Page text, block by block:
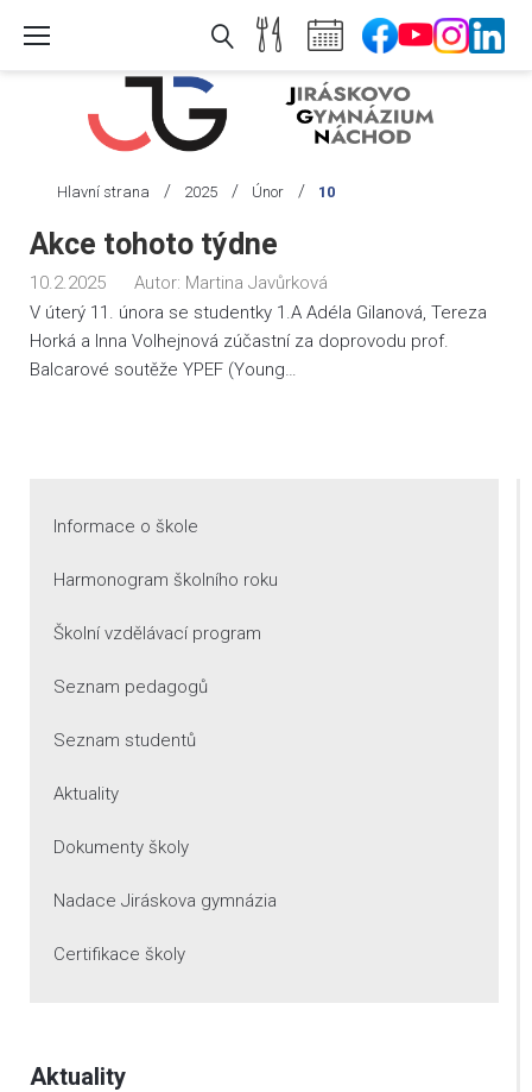
Hlavní strana / 2025 / Únor / 10
Den:
10.
2.
2025
Akce tohoto týdne
10.2.2025 Autor: Martina Javůrková
V úterý 11. února se studentky 1.A Adéla Gilanová, Tereza
Horká a Inna Volhejnová zúčastní za doprovodu prof.
Balcarové soutěže YPEF (Young…
Informace o škole
Harmonogram školního roku
Školní vzdělávací program
Seznam pedagogů
Seznam studentů
Aktuality
Dokumenty školy
Nadace Jiráskova gymnázia
Certifikace školy
Aktuality